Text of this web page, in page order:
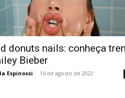
donuts nails: conheça
Bieber
Espinossi - 16 de agosto de 2022